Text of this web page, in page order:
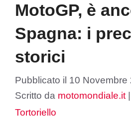
MotoGP, è
Spagna: i
storici
Pubblicato il 10 Novembre
Scritto da motomondiale.it |
Tortoriello